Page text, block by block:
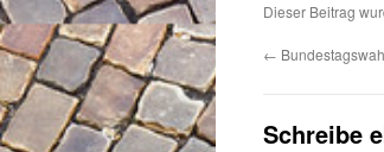
Dieser Beitrag
←
Schreibe